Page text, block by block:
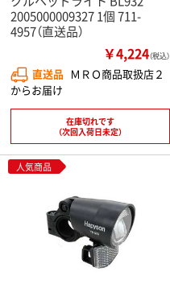
2005000009327 1個 711-
4957（直送品）
￥4,224（税込）
直送品 ＭＲＯ商品取扱店２
からお届け
在庫切れです
（次回入荷日未定）
人気商品